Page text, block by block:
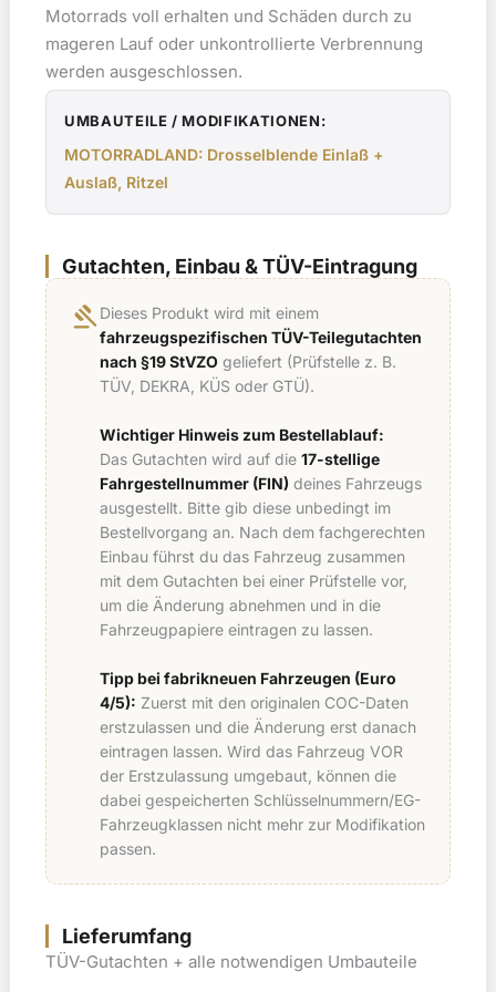
Motorrads voll erhalten und Schäden durch zu
mageren Lauf oder unkontrollierte Verbrennung
werden ausgeschlossen.
UMBAUTEILE / MODIFIKATIONEN:
MOTORRADLAND: Drosselblende Einlaß +
Auslaß, Ritzel
Gutachten, Einbau & TÜV-Eintragung
gavel Dieses Produkt wird mit einem
fahrzeugspezifischen TÜV-Teilegutachten
nach §19 StVZO geliefert (Prüfstelle z. B.
TÜV, DEKRA, KÜS oder GTÜ).
Wichtiger Hinweis zum Bestellablauf:
Das Gutachten wird auf die 17-stellige
Fahrgestellnummer (FIN) deines Fahrzeugs
ausgestellt. Bitte gib diese unbedingt im
Bestellvorgang an. Nach dem fachgerechten
Einbau führst du das Fahrzeug zusammen
mit dem Gutachten bei einer Prüfstelle vor,
um die Änderung abnehmen und in die
Fahrzeugpapiere eintragen zu lassen.
Tipp bei fabrikneuen Fahrzeugen (Euro
4/5): Zuerst mit den originalen COC-Daten
erstzulassen und die Änderung erst danach
eintragen lassen. Wird das Fahrzeug VOR
der Erstzulassung umgebaut, können die
dabei gespeicherten Schlüsselnummern/EG-
Fahrzeugklassen nicht mehr zur Modifikation
passen.
Lieferumfang
TÜV-Gutachten + alle notwendigen Umbauteile